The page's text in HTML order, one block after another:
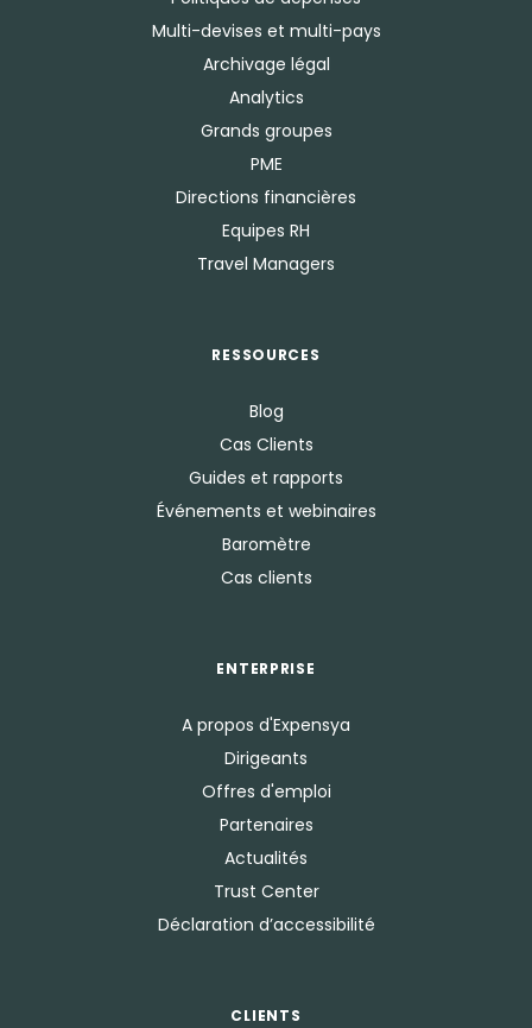
Multi-devises et multi-pays
Archivage légal
Analytics
Grands groupes
PME
Directions financières
Equipes RH
Travel Managers
RESSOURCES
Blog
Cas Clients
Guides et rapports
Événements et webinaires
Baromètre
Cas clients
ENTERPRISE
A propos d'Expensya
Dirigeants
Offres d'emploi
Partenaires
Actualités
Trust Center
Déclaration d’accessibilité
CLIENTS